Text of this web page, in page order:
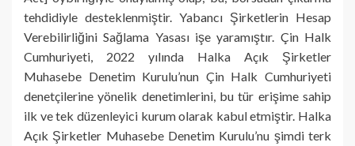
tehdidiyle desteklenmiştir. Yabancı Şirketlerin Hesap
Verebilirliğini Sağlama Yasası işe yaramıştır. Çin Halk
Cumhuriyeti, 2022 yılında Halka Açık Şirketler
Muhasebe Denetim Kurulu’nun Çin Halk Cumhuriyeti
denetçilerine yönelik denetimlerini, bu tür erişime sahip
ilk ve tek düzenleyici kurum olarak kabul etmiştir. Halka
Açık Şirketler Muhasebe Denetim Kurulu’nu şimdi terk